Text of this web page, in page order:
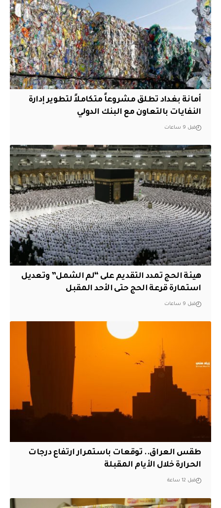
أمانة بغداد تطلق مشروعاً متكاملاً لتطوير إدارة
النفايات بالتعاون مع البنك الدولي
قبل 9 ساعات
هيئة الحج تمدد التقديم على “لم الشمل” وتعديل
استمارة قرعة الحج حتى الأحد المقبل
قبل 9 ساعات
طقس العراق.. توقعات باستمرار ارتفاع درجات
الحرارة خلال الأيام المقبلة
قبل 12 ساعة